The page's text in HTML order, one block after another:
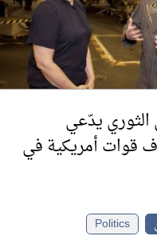
يدّعي
قوات أمريكية في
Politics